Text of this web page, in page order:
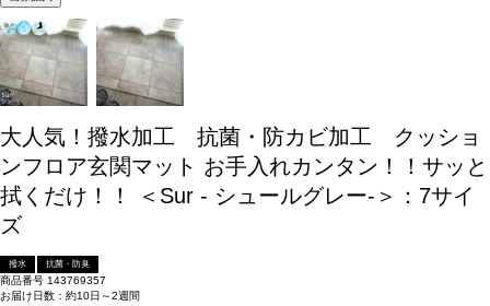
大人気！撥水加工 抗菌・防カビ加工 クッショ
ンフロア玄関マット お手入れカンタン！！サッと
拭くだけ！！ ＜Sur - シュールグレー-＞：7サイ
ズ
撥水 抗菌・防臭
商品番号 143769357
お届け日数：約10日～2週間